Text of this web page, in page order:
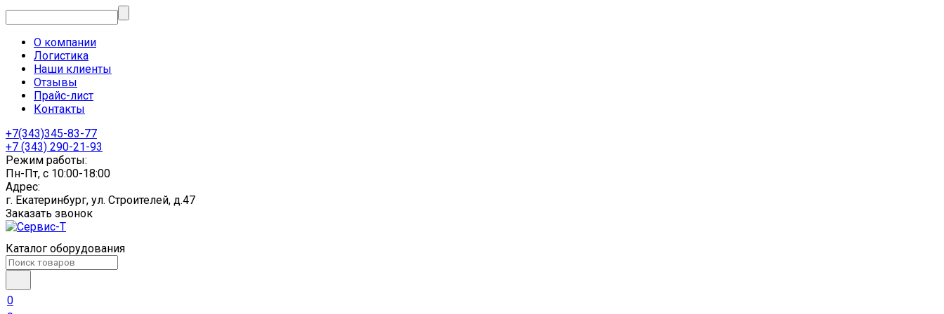
О компании
Логистика
Наши клиенты
Отзывы
Прайс-лист
Контакты
+7(343)345-83-77
+7 (343) 290-21-93
Режим работы:
Пн-Пт, с 10:00-18:00
Адрес:
г. Екатеринбург, ул. Строителей, д.47
Заказать звонок
Каталог оборудования
0